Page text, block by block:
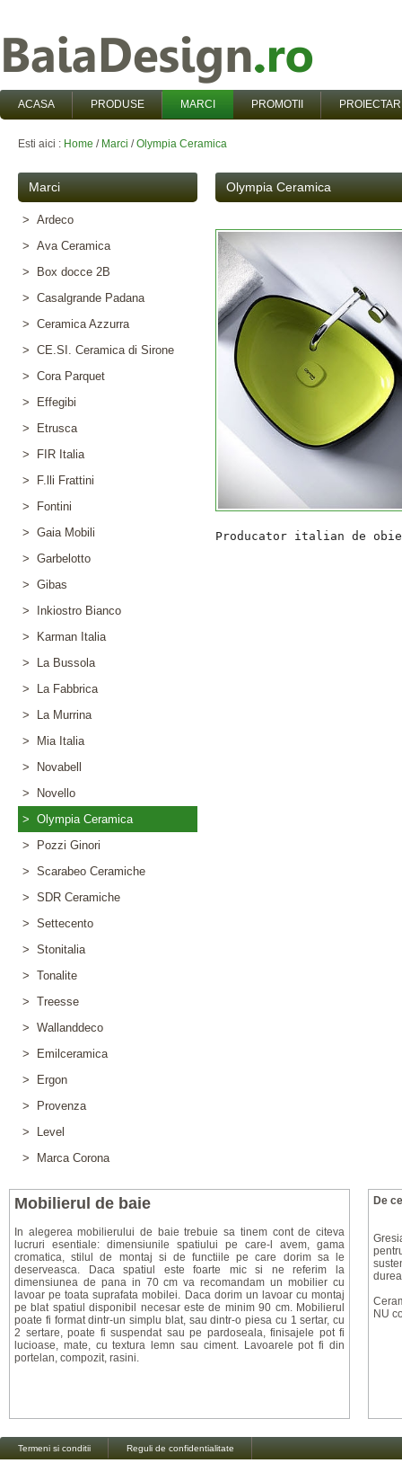
ACASA PRODUSE MARCI PROMOTII
Esti aici : Home / Marci /Olympia Ceramica
Marci
> Ardeco
> Ava Ceramica
> Box docce 2B
> Casalgrande Padana
> Ceramica Azzurra
> CE.SI. Ceramica di Sirone
> Cora Parquet
> Effegibi
> Etrusca
> FIR Italia
> F.lli Frattini
> Fontini
> Gaia Mobili
> Garbelotto
> Gibas
> Inkiostro Bianco
> Karman Italia
> La Bussola
> La Fabbrica
> La Murrina
> Mia Italia
> Novabell
> Novello
> Olympia Ceramica
> Pozzi Ginori
> Scarabeo Ceramiche
> SDR Ceramiche
> Settecento
> Stonitalia
> Tonalite
> Treesse
> Wallanddeco
> Emilceramica
> Ergon
> Provenza
> Level
> Marca Corona
Olympia Ceramica
Mobilierul de baie
In alegerea mobilierului de baie trebuie sa tinem cont de citeva
lucruri esentiale: dimensiunile spatiului pe care-l avem, gama
cromatica, stilul de montaj si de functiile pe care dorim sa le
deserveasca. Daca spatiul este foarte mic si ne referim la
dimensiunea de pana in 70 cm va recomandam un mobilier cu
lavoar pe toata suprafata mobilei. Daca dorim un lavoar cu montaj
pe blat spatiul disponibil necesar este de minim 90 cm. Mobilierul
poate fi format dintr-un simplu blat, sau dintr-o piesa cu 1 sertar, cu
2 sertare, poate fi suspendat sau pe pardoseala, finisajele pot fi
lucioase, mate, cu textura lemn sau ciment. Lavoarele pot fi din
portelan, compozit, rasini.
De
NU
Termeni si conditii Reguli de confidentialitate